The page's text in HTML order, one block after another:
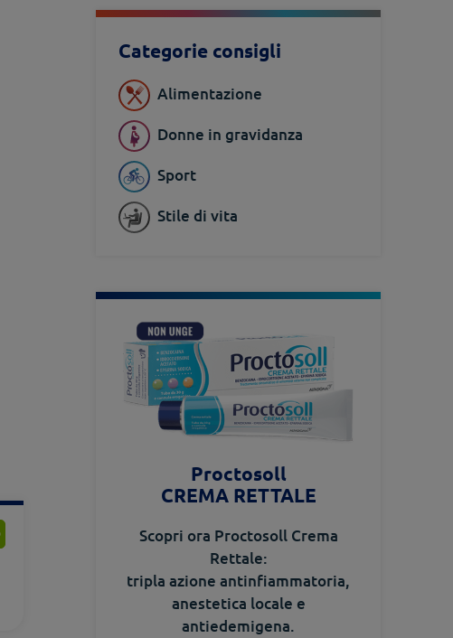
Categorie consigli
Alimentazione
Donne in gravidanza
Sport
Stile di vita
Proctosoll
CREMA RETTALE
Scopri ora Proctosoll Crema
Rettale:
tripla azione antinfiammatoria,
anestetica locale e
antiedemigena.